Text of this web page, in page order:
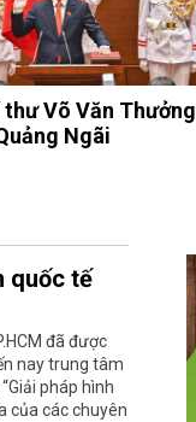
thư Võ Văn Thưởng
Ngãi
quốc tế
đã được
nay trung tâm
pháp hình
của các chuyên